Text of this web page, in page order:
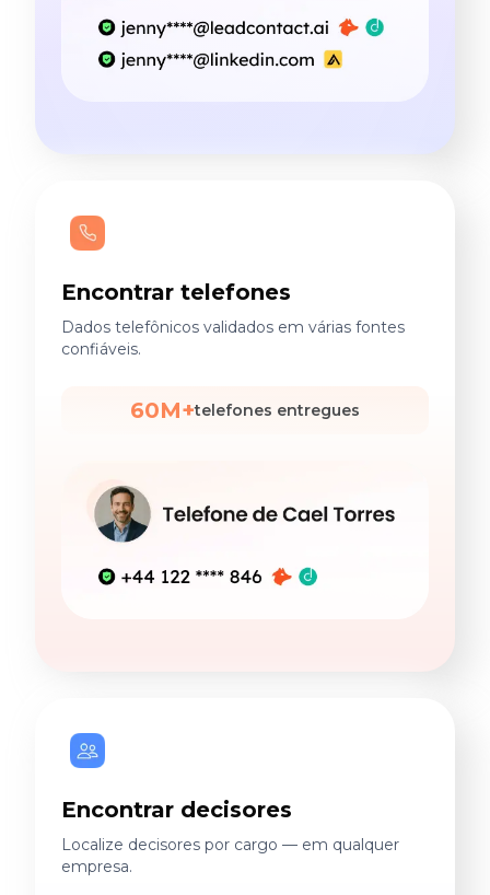
Encontrar telefones
Dados telefônicos validados em várias fontes
confiáveis.
60M+telefones entregues
Encontrar decisores
Localize decisores por cargo — em qualquer
empresa.